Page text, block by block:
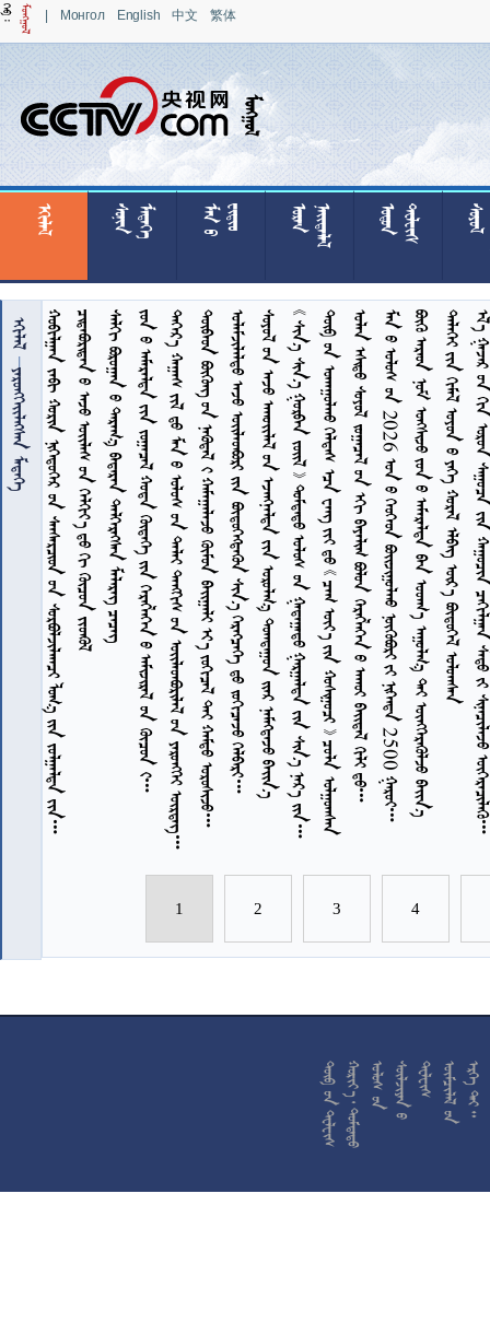
| Монгол English 中文 繁体
 








  







  









  







  














            
7
                             
7               
7
            
7
         
7                          
7                             
7     2026        2500 
7
                           
1 2 3 4










































































































